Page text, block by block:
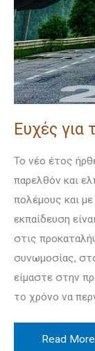
Ευχές για
Το νέο έτος
παρελθόν και
πολέμους και
εκπαίδευση
στις
συνωμοσίας,
είμαστε στην
το χρόνο να
Read